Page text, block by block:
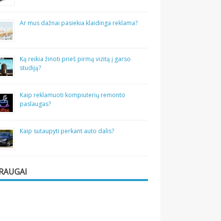
Ar mus dažnai pasiekia klaidinga reklama?
Ką reikia žinoti prieš pirmą vizitą į garso
studiją?
Kaip reklamuoti kompiuterių remonto
paslaugas?
Kaip sutaupyti perkant auto dalis?